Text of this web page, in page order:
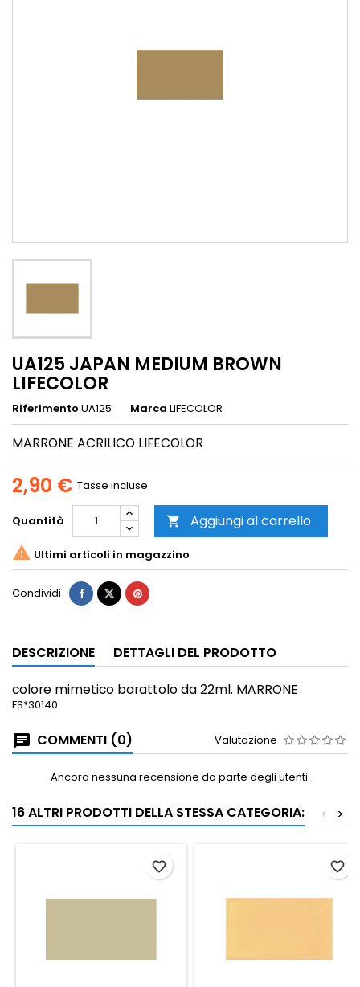
UA125 JAPAN MEDIUM BROWN
LIFECOLOR
Riferimento UA125 Marca LIFECOLOR
MARRONE ACRILICO LIFECOLOR
2,90 € Tasse incluse
Quantità  Aggiungi al carrello
 Ultimi articoli in magazzino
Condividi
DESCRIZIONE DETTAGLI DEL PRODOTTO
colore mimetico barattolo da 22ml. MARRONE
FS*30140
COMMENTI (0) Valutazione
Ancora nessuna recensione da parte degli utenti.
16 ALTRI PRODOTTI DELLA STESSA CATEGORIA: >
<
favorite_border favorite_border